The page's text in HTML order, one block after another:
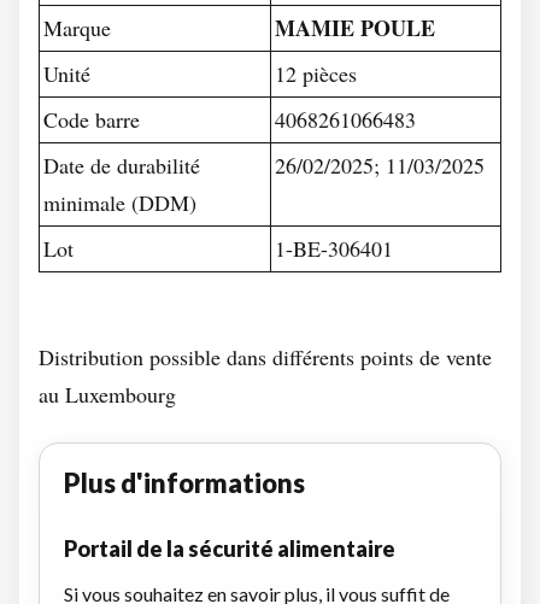
Marque MAMIE POULE
Unité
12 pièces
Code barre
4068261066483
Date de durabilité
minimale (DDM)
26/02/2025; 11/03/2025
Lot 1-BE-306401
Distribution possible dans différents points de vente
au Luxembourg
Plus d'informations
Portail de la sécurité alimentaire
Si vous souhaitez en savoir plus, il vous suffit de